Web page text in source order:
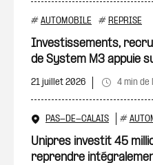
# AUTOMOBILE # REPRISE
Investissements,
de System M3 appuie
21 juillet 2026 4 min
PAS-DE-CALAIS #
Unipres investit 45
reprendre